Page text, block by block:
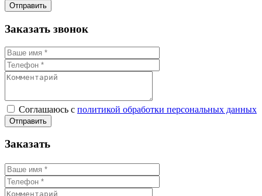
Заказать звонок
Соглашаюсь с политикой обработки персональных данных
Заказать